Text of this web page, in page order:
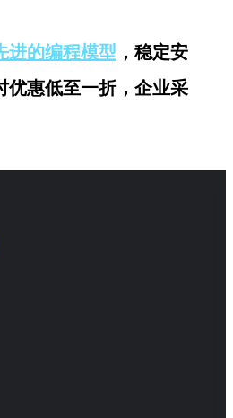
进的编程模型 ，稳定安
优惠低至一折，企业采